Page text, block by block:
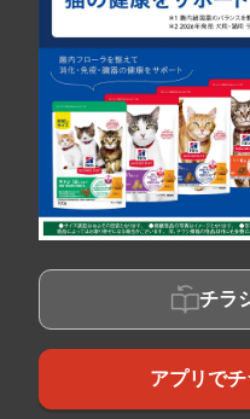
チラ
アプリで